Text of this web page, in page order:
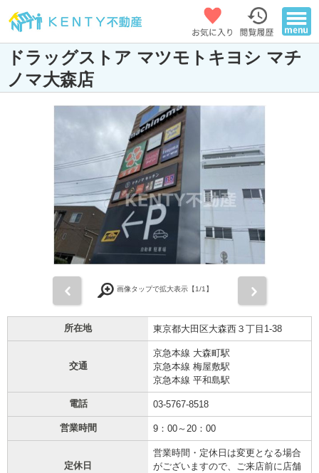
ドラッグストア マツモトキヨシ マチ
ノマ大森店
画像タップで拡大表示【1/1】
所在地 東京都大田区大森西３丁目1-38
交通
京急本線 大森町駅
京急本線 梅屋敷駅
京急本線 平和島駅
電話 03-5767-8518
営業時間 9：00～20：00
定休日
営業時間・定休日は変更となる場合
がございますので、ご来店前に店舗